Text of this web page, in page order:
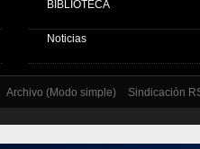
BIBLIOTECA
Noticias
Archivo (Modo simple) Sindicación